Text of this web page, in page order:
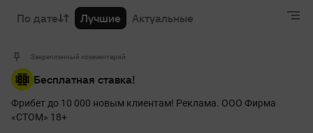
По дате Лучшие Актуальные
Закрепленный комментарий
Бесплатная ставка!
Фрибет до 10 000 новым клиентам! Реклама. ООО Фирма
«СТОМ» 18+